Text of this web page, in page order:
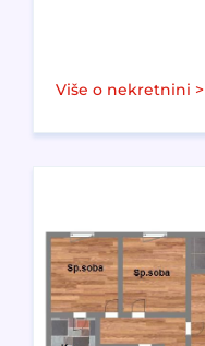
Više o nekretnini >